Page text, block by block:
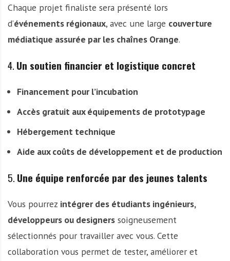
Chaque projet finaliste sera présenté lors
d’événements régionaux, avec une large couverture
médiatique assurée par les chaînes Orange.
4. Un soutien financier et logistique concret
Financement pour l’incubation
Accès gratuit aux équipements de prototypage
Hébergement technique
Aide aux coûts de développement et de production
5. Une équipe renforcée par des jeunes talents
Vous pourrez intégrer des étudiants ingénieurs,
développeurs ou designers soigneusement
sélectionnés pour travailler avec vous. Cette
collaboration vous permet de tester, améliorer et